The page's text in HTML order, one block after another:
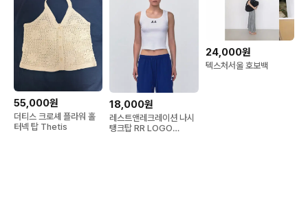
55,000원
더티스 크로셰 플라워 홀
터넥 탑 Thetis
18,000원
레스트앤레크레이션 나시
탱크탑 RR LOGO
24,000원
텍스처서울 호보백